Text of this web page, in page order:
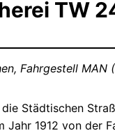
TW
Fahrgestell
Städtischen
Jahr 1912 von der